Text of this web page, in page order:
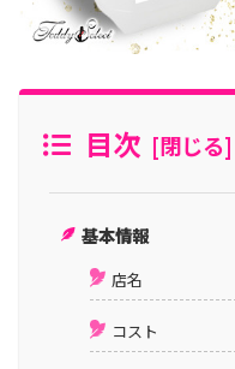
目次
基本情報
店名
コスト